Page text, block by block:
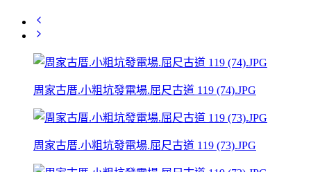
周家古厝.小粗坑發電場.屈尺古道 119 (74).JPG
周家古厝.小粗坑發電場.屈尺古道 119 (73).JPG